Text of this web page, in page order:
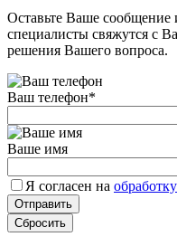
Оставьте Ваше
специалисты свяжутся с
решения Вашего вопроса.
Ваш телефон*
Ваше имя
Я согласен на